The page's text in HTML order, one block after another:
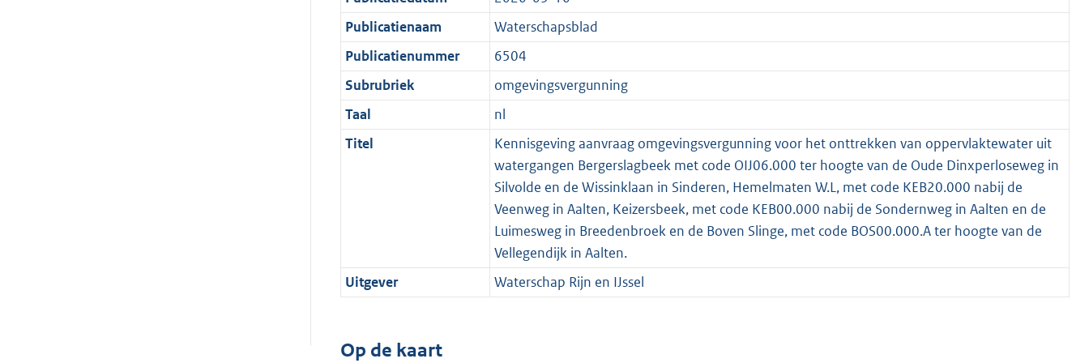
Publicatienaam
Waterschapsblad
Publicatienummer
6504
Subrubriek
omgevingsvergunning
Taal
nl
Titel
Kennisgeving aanvraag omgevingsvergunning voor het onttrekken van oppervlaktewater uit
watergangen Bergerslagbeek met code OIJ06.000 ter hoogte van de Oude Dinxperloseweg in
Silvolde en de Wissinklaan in Sinderen, Hemelmaten W.L, met code KEB20.000 nabij de
Veenweg in Aalten, Keizersbeek, met code KEB00.000 nabij de Sondernweg in Aalten en de
Luimesweg in Breedenbroek en de Boven Slinge, met code BOS00.000.A ter hoogte van de
Vellegendijk in Aalten.
Uitgever
Waterschap Rijn en IJssel
Op de kaart